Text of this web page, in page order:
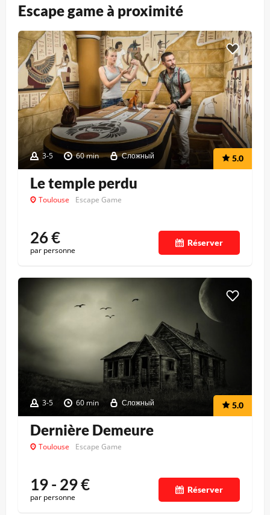
Escape game à proximité
3-5 60 min Сложный 5.0
Le temple perdu
Toulouse Escape Game
26€
par personne
Réserver
3-5 60 min Сложный 5.0
Dernière Demeure
Toulouse Escape Game
19 - 29€
par personne
Réserver